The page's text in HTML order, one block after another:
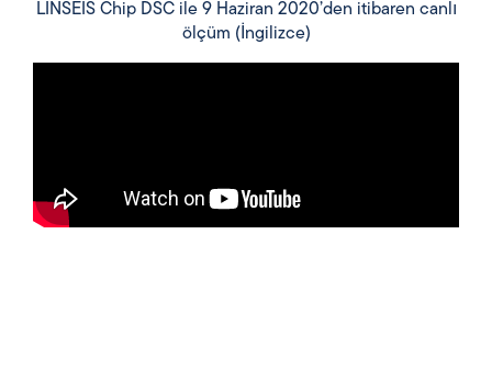
LINSEIS Chip DSC ile 9 Haziran 2020’den itibaren canlı
ölçüm (İngilizce)